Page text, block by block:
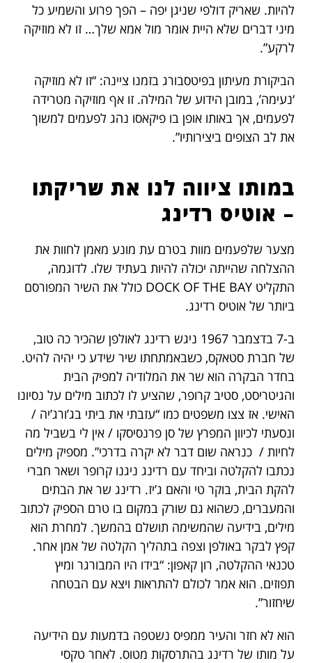
להיות. שאריק דולפי שניגן יפה – הפך פרוע והשמיע כל
מיני דברים שלא היית אומר מול אמא שלך… זו לא מוזיקה
לרקע”.
הביקורת מעיתון בפיטסבורג בזמנו ציינה: “זו לא מוזיקה
‘נעימה’, במובן הידוע של המילה. זו אף מוזיקה מטרידה
לפעמים, אך באותו אופן בו פיקאסו נהג לפעמים למשוך
את לב הצופים ביצירותיו”.
במותו ציווה לנו את שריקתו
– אוטיס רדינג
מצער שלפעמים מוות בטרם עת מונע מאמן לחוות את
ההצלחה שהייתה יכולה להיות בעתיד שלו. לדוגמה,
התקליט DOCK OF THE BAY כולל את השיר המפורסם
ביותר של אוטיס רדינג.
ב-7 בדצמבר 1967 ניגש רדינג לאולפן שהכיר כה טוב,
של חברת סטאקס, כשבאמתחתו שיר שידע כי יהיה להיט.
בחדר הבקרה הוא שר את המלודיה למפיק הבית
והגיטריסט, סטיב קרופר, שהציע לו לכתוב מילים על נסיונו
האישי. אז צצו משפטים כמו “עזבתי את ביתי בג’ורג’יה /
ונסעתי לכיוון המפרץ של סן פרנסיסקו / אין לי בשביל מה
לחיות / כנראה שום דבר לא יקרה בדרכי”. מספיק מילים
נכתבו להקלטה וביחד עם רדינג ניגנו קרופר ושאר חברי
להקת הבית, בוקר טי והאם ג’יז. רדינג שר את הבתים
והמעברים, כשהוא גם שורק במקום בו טרם הספיק לכתוב
מילים, בידיעה שהמשימה תושלם בהמשך. למחרת הוא
קפץ לבקר באולפן וצפה בתהליך הקלטה של אמן אחר.
טכנאי ההקלטה, רון קאפון: “בידו היו המבורגר ומיץ
תפוזים. הוא אמר לכולם להתראות ויצא עם הבטחה
שיחזור”.
הוא לא חזר והעיר ממפיס נשטפה בדמעות עם הידיעה
על מותו של רדינג בהתרסקות מטוס. לאחר טקסי